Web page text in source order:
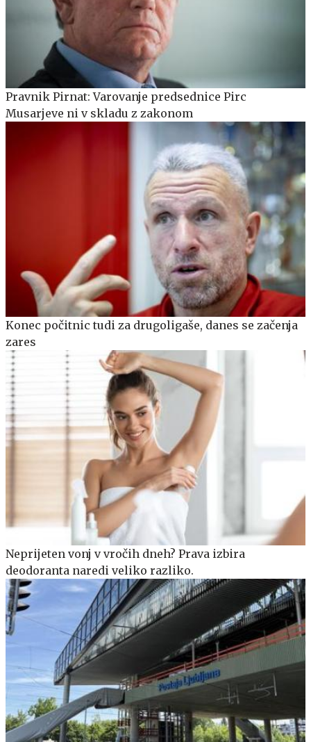
Pravnik Pirnat: Varovanje predsednice Pirc
Musarjeve ni v skladu z zakonom
Konec počitnic tudi za drugoligaše, danes se začenja
zares
Neprijeten vonj v vročih dneh? Prava izbira
deodoranta naredi veliko razliko.